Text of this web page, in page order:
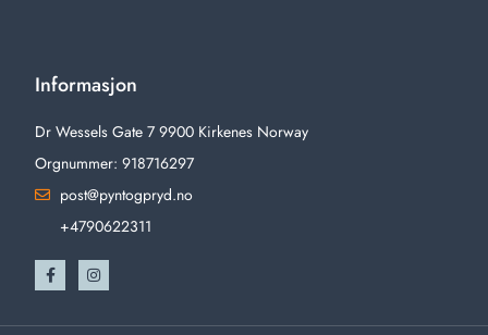
Informasjon
Dr Wessels Gate 7 9900 Kirkenes Norway
Orgnummer: 918716297
post@pyntogpryd.no
+4790622311